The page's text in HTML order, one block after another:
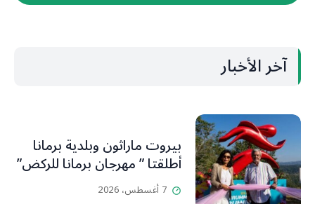
آخر الأخبار
بيروت ماراثون وبلدية برمانا
أطلقتا ” مهرجان برمانا للركض”
7 أغسطس، 2026